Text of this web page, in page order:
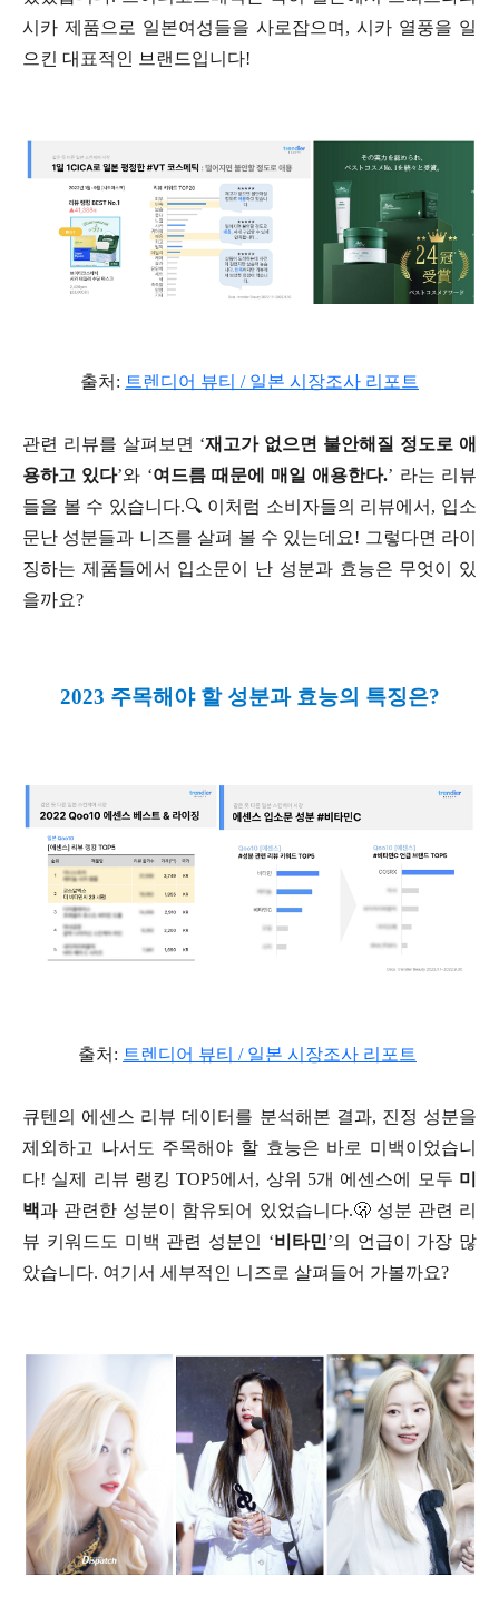
시카 제품으로 일본여성들을 사로잡으며, 시카 열풍을 일
으킨 대표적인 브랜드입니다!
출처: 트렌디어 뷰티 / 일본 시장조사 리포트
관련 리뷰를 살펴보면 ‘재고가 없으면 불안해질 정도로 애
용하고 있다’와 ‘여드름 때문에 매일 애용한다.’ 라는 리뷰
들을 볼 수 있습니다.🔍 이처럼 소비자들의 리뷰에서, 입소
문난 성분들과 니즈를 살펴 볼 수 있는데요! 그렇다면 라이
징하는 제품들에서 입소문이 난 성분과 효능은 무엇이 있
을까요?
2023 주목해야 할 성분과 효능의 특징은?
출처: 트렌디어 뷰티 / 일본 시장조사 리포트
큐텐의 에센스 리뷰 데이터를 분석해본 결과, 진정 성분을
제외하고 나서도 주목해야 할 효능은 바로 미백이었습니
다! 실제 리뷰 랭킹 TOP5에서, 상위 5개 에센스에 모두 미
백과 관련한 성분이 함유되어 있었습니다.🫢 성분 관련 리
뷰 키워드도 미백 관련 성분인 ‘비타민’의 언급이 가장 많
았습니다. 여기서 세부적인 니즈로 살펴들어 가볼까요?